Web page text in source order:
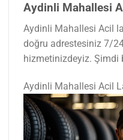
Aydinli Mahallesi
Aydinli Mahallesi Acil
doğru adrestesiniz 7/
hizmetinizdeyiz. Şimdi
Aydinli Mahallesi Acil